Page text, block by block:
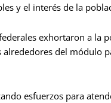
y el interés de la
exhortaron a la
del módulo
esfuerzos para